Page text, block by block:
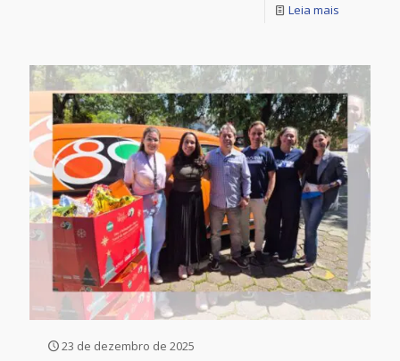
Leia mais
23 de dezembro de 2025